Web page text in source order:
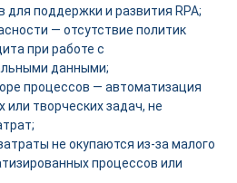
для поддержки и развития RPA;
— отсутствие политик
при работе с
данными;
процессов — автоматизация
или творческих задач, не
не окупаются из-за малого
процессов или